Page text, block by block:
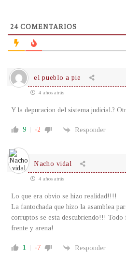
24COMENTARIOS
el pueblo a pie
4 años atrás
Y la depuracion del sistema judicial.?
9 -2 Responder
Nacho vidal
4 años atrás
Lo que era obvio se hizo realidad!!!!
La fantochada que hizo la asamblea
corruptos se esta descubriendo!!!
frente y arena!
1 -7 Responder